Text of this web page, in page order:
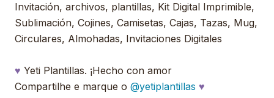
Invitación, archivos, plantillas, Kit Digital Imprimible,
Sublimación, Cojines, Camisetas, Cajas, Tazas, Mug,
Circulares, Almohadas, Invitaciones Digitales
♥ Yeti Plantillas. ¡Hecho con amor
Compartilhe e marque o @yetiplantillas ♥